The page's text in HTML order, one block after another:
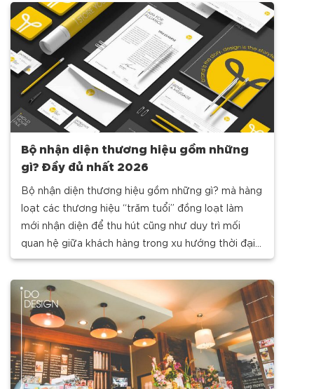
Bộ nhận diện thương hiệu gồm những
gì? Đầy đủ nhất 2026
Bộ nhận diện thương hiệu gồm những gì? mà hàng
loạt các thương hiệu “trăm tuổi” đồng loạt làm
mới nhận diện để thu hút cũng như duy trì mối
quan hệ giữa khách hàng trong xu hướng thời đại
mới. Cùng iDO Design khám